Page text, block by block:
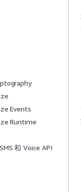
Events
Runtime
和 Voice API